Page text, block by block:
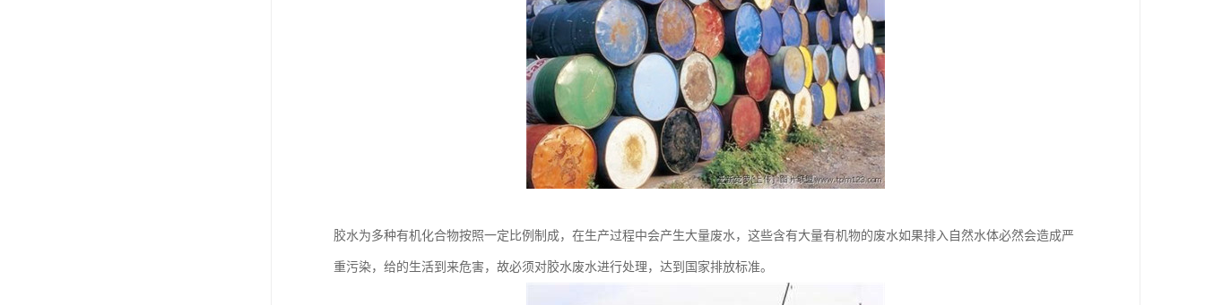
胶水为多种有机化合物按照一定比例制成，在生产过程中会产生大量废水，这些含有大量有机物的废水如果排入自然水体必然会造成严
重污染，给的生活到来危害，故必须对胶水废水进行处理，达到国家排放标准。